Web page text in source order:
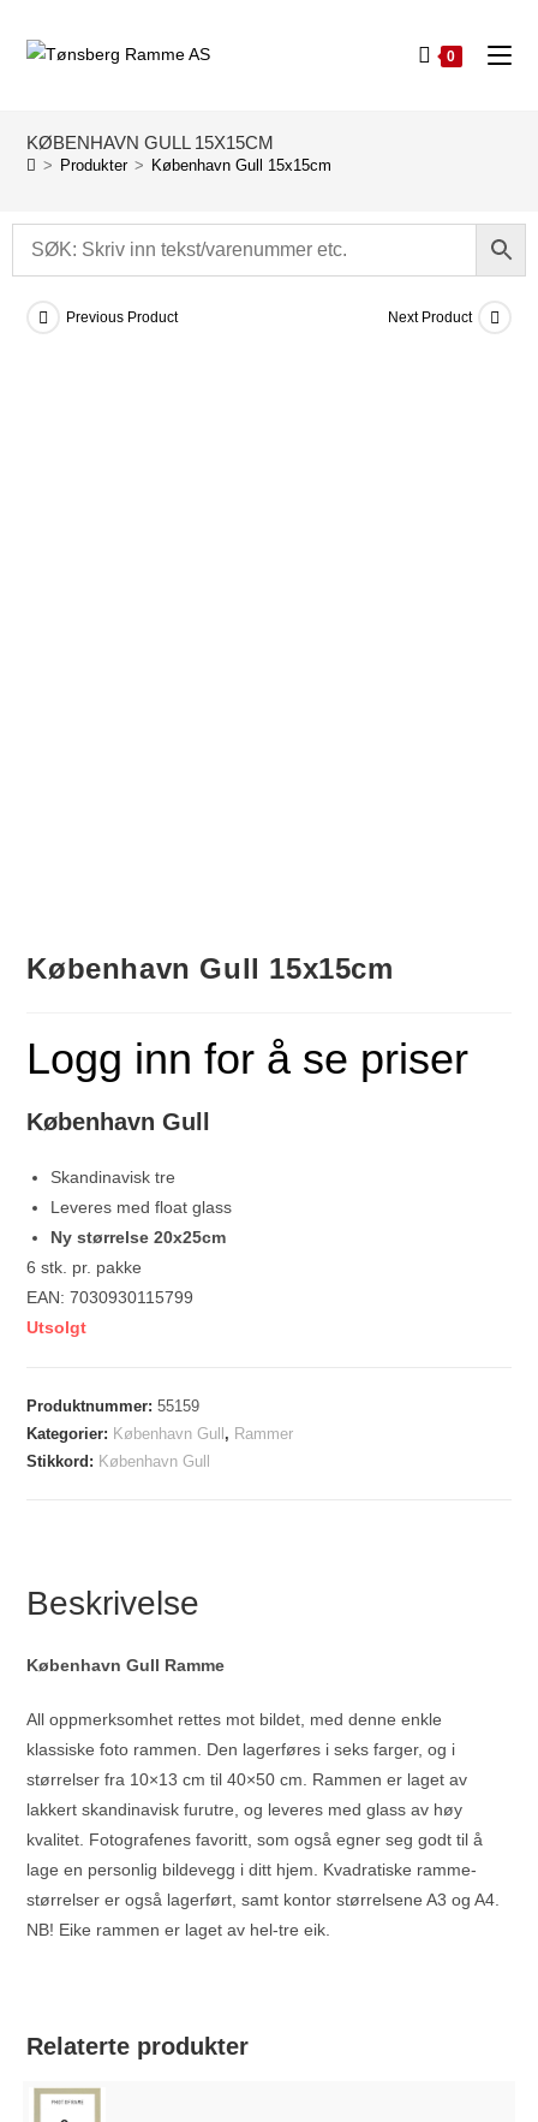
0
KØBENHAVN GULL 15X15CM
> Produkter > København Gull 15x15cm
Previous Product Next Product
København Gull 15x15cm
Logg inn for å se priser
København Gull
Skandinavisk tre
Leveres med float glass
Ny størrelse 20x25cm
6 stk. pr. pakke
EAN: 7030930115799
Utsolgt
Produktnummer:55159
Kategorier: København Gull , Rammer
Stikkord: København Gull
Beskrivelse
København Gull Ramme
All oppmerksomhet rettes mot bildet, med denne enkle
klassiske foto rammen. Den lagerføres i seks farger, og i
størrelser fra 10×13 cm til 40×50 cm. Rammen er laget av
lakkert skandinavisk furutre, og leveres med glass av høy
kvalitet. Fotografenes favoritt, som også egner seg godt til å
lage en personlig bildevegg i ditt hjem. Kvadratiske ramme-
størrelser er også lagerført, samt kontor størrelsene A3 og A4.
NB! Eike rammen er laget av hel-tre eik.
Relaterte produkter